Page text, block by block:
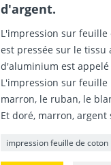
d'argent.
L'impression sur
est pressée sur le
d'aluminium est
L'impression sur
marron, le ruban, le
Et doré, marron,
impression feuille de coton